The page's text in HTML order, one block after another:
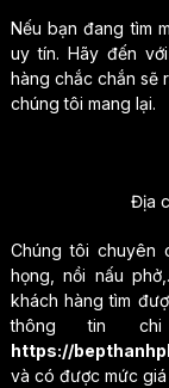
Nếu bạn đang tìm
uy tín. Hãy đến
hàng chắc chắn sẽ
chúng tôi mang lại.
Địa
Chúng tôi chuyên
họng, nồi nấu
khách hàng tìm
thông tin
https://
và có được mức giá